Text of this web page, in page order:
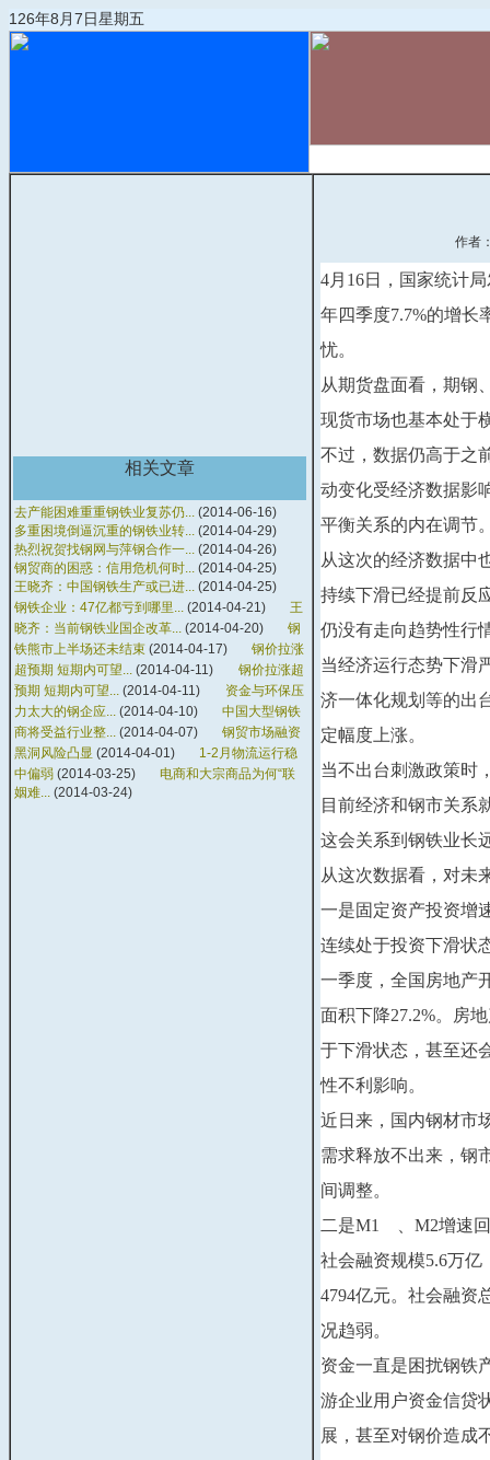
126年8月7日星期五
相关文章
去产能困难重重钢铁业复苏仍... (2014-06-16)
多重困境倒逼沉重的钢铁业转... (2014-04-29)
热烈祝贺找钢网与萍钢合作一... (2014-04-26)
钢贸商的困惑：信用危机何时... (2014-04-25)
王晓齐：中国钢铁生产或已进... (2014-04-25)
钢铁企业：47亿都亏到哪里... (2014-04-21)
王
晓齐：当前钢铁业国企改革... (2014-04-20)
钢
铁熊市上半场还未结束 (2014-04-17)
钢价拉涨
超预期 短期内可望... (2014-04-11)
钢价拉涨超
预期 短期内可望... (2014-04-11)
资金与环保压
力太大的钢企应... (2014-04-10)
中国大型钢铁
商将受益行业整... (2014-04-07)
钢贸市场融资
黑洞风险凸显 (2014-04-01)
1-2月物流运行稳
中偏弱 (2014-03-25)
电商和大宗商品为何“联
姻难... (2014-03-24)
作者
4月16日，国家统计
年四季度7.7%的增长
忧。
从期货盘面看，期钢
现货市场也基本处于
不过，数据仍高于之
动变化受经济数据影
平衡关系的内在调节
从这次的经济数据中
持续下滑已经提前反
仍没有走向趋势性行
当经济运行态势下滑
济一体化规划等的出
定幅度上涨。
当不出台刺激政策时
目前经济和钢市关系
这会关系到钢铁业长
从这次数据看，对未
一是固定资产投资增
连续处于投资下滑状
一季度，全国房地产
面积下降27.2%。房
于下滑状态，甚至还
性不利影响。
近日来，国内钢材市
需求释放不出来，钢
间调整。
二是M1　、M2增速
社会融资规模5.6万亿
4794亿元。社会融资
况趋弱。
资金一直是困扰钢铁
游企业用户资金信贷
展，甚至对钢价造成